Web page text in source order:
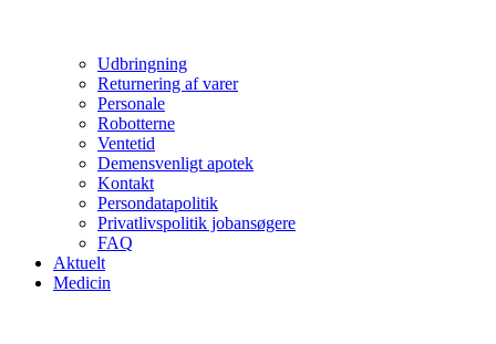
Udbringning
Returnering af varer
Personale
Robotterne
Ventetid
Demensvenligt apotek
Kontakt
Persondatapolitik
Privatlivspolitik jobansøgere
FAQ
Aktuelt
Medicin